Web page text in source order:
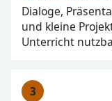
Dialoge,
und kleine
Unterricht